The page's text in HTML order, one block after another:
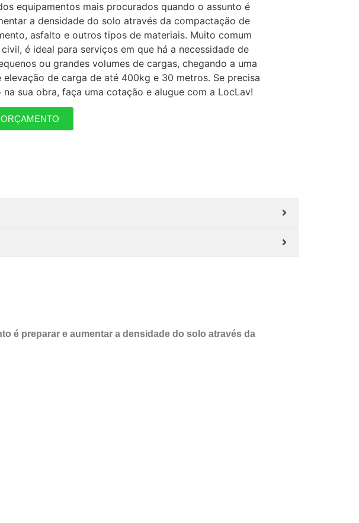
equipamentos mais procurados quando o assunto é
a densidade do solo através da compactação de
asfalto e outros tipos de materiais. Muito comum
é ideal para serviços em que há a necessidade de
ou grandes volumes de cargas, chegando a uma
elevação de carga de até 400kg e 30 metros. Se precisa
na sua obra, faça uma cotação e alugue com a LocLav!
é preparar e aumentar a densidade do solo através da